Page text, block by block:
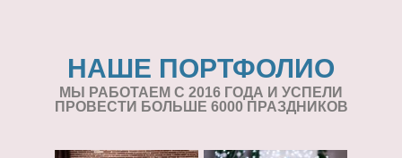
НАШЕ ПОРТФОЛИО
МЫ РАБОТАЕМ С 2016 ГОДА И УСПЕЛИ
ПРОВЕСТИ БОЛЬШЕ 6000 ПРАЗДНИКОВ